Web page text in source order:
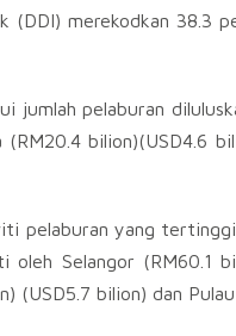
(DDI) merekodkan 38.3
jumlah pelaburan
bilion)(USD4.6
pelaburan yang
Selangor (RM60.1
(USD5.7 bilion) dan